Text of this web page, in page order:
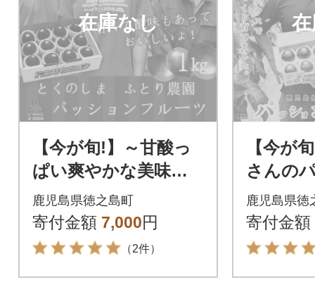
在庫なし
【今が旬!】～甘酸っ
ぱい爽やかな美味し
さ～ふとり農園のパ
ッションフルーツ(1k
g)
鹿児島県徳之島町
寄付金額 7,000円
（2件）
【今が
さんの
ルーツ(
鹿児島県徳
寄付金額